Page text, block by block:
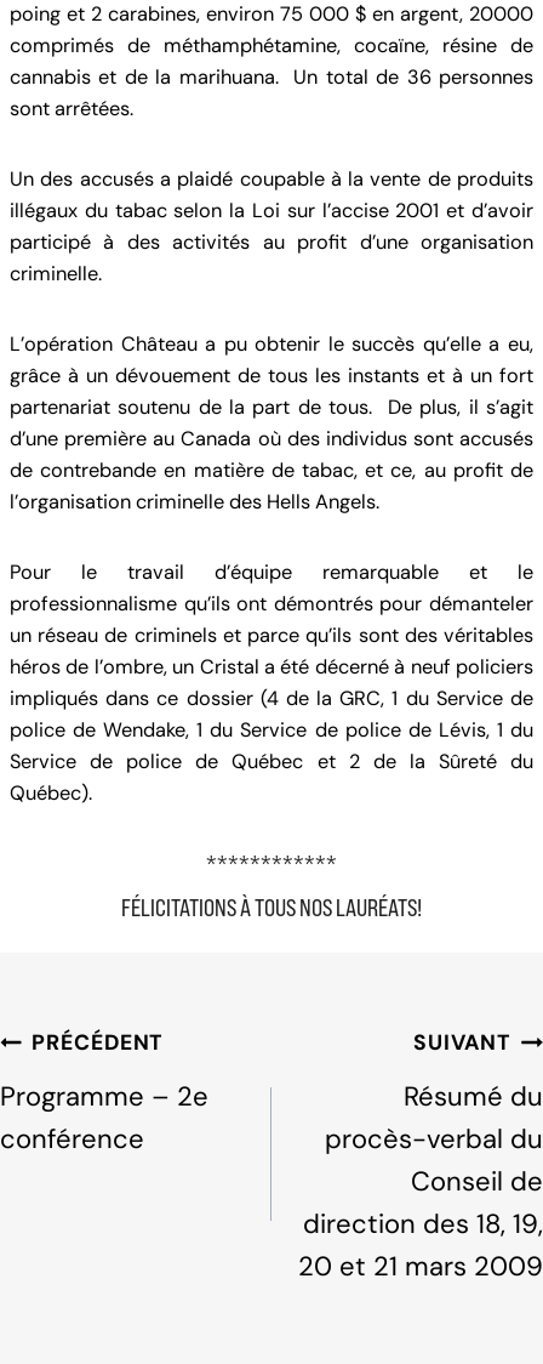
poing et 2 carabines, environ 75 000 $ en argent, 20000
comprimés de méthamphétamine, cocaïne, résine de
cannabis et de la marihuana. Un total de 36 personnes
sont arrêtées.
Un des accusés a plaidé coupable à la vente de produits
illégaux du tabac selon la Loi sur l’accise 2001 et d’avoir
participé à des activités au profit d’une organisation
criminelle.
L’opération Château a pu obtenir le succès qu’elle a eu,
grâce à un dévouement de tous les instants et à un fort
partenariat soutenu de la part de tous. De plus, il s’agit
d’une première au Canada où des individus sont accusés
de contrebande en matière de tabac, et ce, au profit de
l’organisation criminelle des Hells Angels.
Pour le travail d’équipe remarquable et le
professionnalisme qu’ils ont démontrés pour démanteler
un réseau de criminels et parce qu’ils sont des véritables
héros de l’ombre, un Cristal a été décerné à neuf policiers
impliqués dans ce dossier (4 de la GRC, 1 du Service de
police de Wendake, 1 du Service de police de Lévis, 1 du
Service de police de Québec et 2 de la Sûreté du
Québec).
************
FÉLICITATIONS À TOUS NOS LAURÉATS!
Navigation
l'article
PRÉCÉDENT
Programme – 2e
conférence
SUIVANT
Résumé du
procès-verbal du
Conseil de
direction des 18, 19,
20 et 21 mars 2009